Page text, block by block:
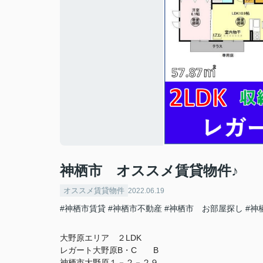
神栖市 オススメ賃貸物件♪
オススメ賃貸物件 2022.06.19
#神栖市賃貸 #神栖市不動産 #神栖市 お部屋探し #神
大野原エリア ２LDK
レガート大野原B・C B